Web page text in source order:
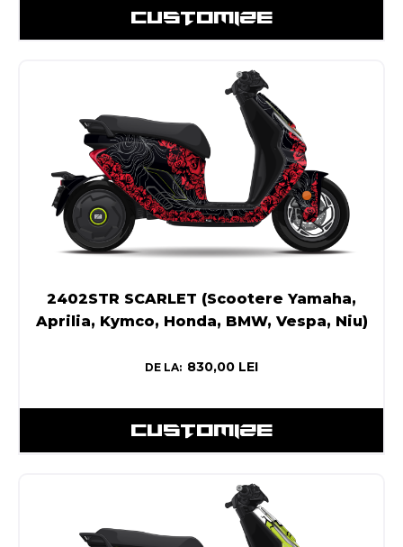
CUSTOMIZE
2402STR SCARLET (Scootere Yamaha,
Aprilia, Kymco, Honda, BMW, Vespa, Niu)
DE LA: 830,00 LEI
CUSTOMIZE